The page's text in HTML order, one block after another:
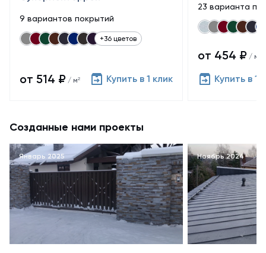
9 вариантов покрытий
+36 цветов
от 514 ₽ / м² Купить в 1 клик
23 варианта
от 454 ₽ / м²
Купить в 1
Созданные нами проекты
Январь 2025 Ноябрь 2024